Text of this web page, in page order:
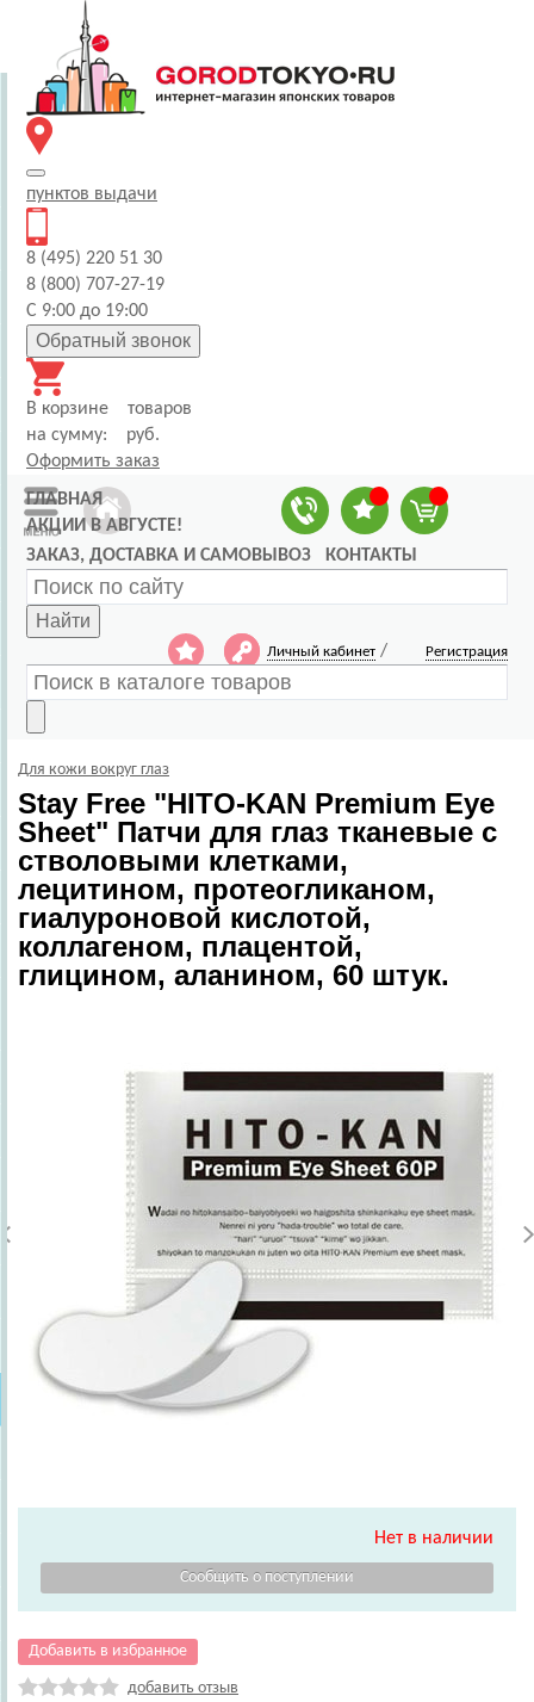
пунктов выдачи
8 (495) 220 51 30
8 (800) 707-27-19
С 9:00 до 19:00
Обратный звонок
В корзине
товаров
на сумму:
руб.
Оформить заказ
ГЛАВНАЯ
АКЦИИ В АВГУСТЕ!
ЗАКАЗ, ДОСТАВКА И САМОВЫВОЗ
КОНТАКТЫ
Найти
Личный кабинет / Регистрация
Для кожи вокруг глаз
Stay Free "HITO-KAN Premium Eye
Sheet" Патчи для глаз тканевые с
стволовыми клетками,
лецитином, протеогликаном,
гиалуроновой кислотой,
коллагеном, плацентой,
глицином, аланином, 60 штук.
Нет в наличии
Добавить в избранное
добавить отзыв